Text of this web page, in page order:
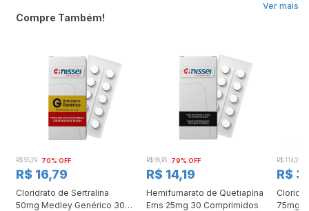
Ver mais
Compre Também!
R$ 55,29 70% OFF
R$ 16,79
Cloridrato de Sertralina
50mg Medley Genérico 30
R$ 66,95 79% OFF
R$ 14,19
Hemifumarato de Quetiapina
Ems 25mg 30 Comprimidos
R$ 114,24
R$
75mg